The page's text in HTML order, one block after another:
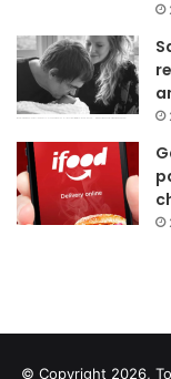
© Copyright 2026,